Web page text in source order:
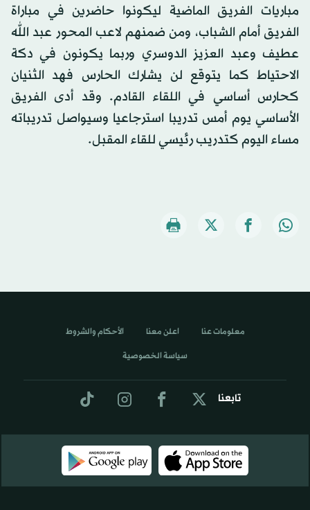
مباريات الفريق الماضية ليكونوا حاضرين في مباراة
الفريق أمام الشباب، ومن ضمنهم لاعب المحور عبد الله
عطيف وعبد العزيز الدوسري وربما يكونون في دكة
الاحتياط كما يتوقع لن يشارك الحارس فهد الثنيان
كحارس أساسي في اللقاء القادم. وقد أدى الفريق
الأساسي يوم أمس تدريبا استرجاعيا وسيواصل تدريباته
مساء اليوم كتدريب رئيسي للقاء المقبل.
تابعنا
معلومات عنا اعلن معنا الأحكام والشروط
سياسة الخصوصية